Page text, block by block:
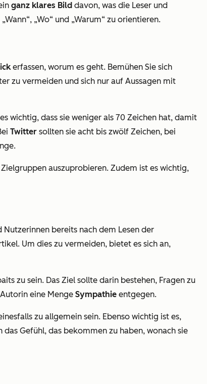
ganz klares Bild davon, was die Leser und
„Wo“ und „Warum“ zu orientieren.
erfassen, worum es geht. Bemühen Sie sich
zu vermeiden und sich nur auf Aussagen mit
wichtig, dass sie weniger als 70 Zeichen hat, damit
Twitter sollten sie acht bis zwölf Zeichen, bei
auszuprobieren. Zudem ist es wichtig,
bereits nach dem Lesen der
Um dies zu vermeiden, bietet es sich an,
zu sein. Das Ziel sollte darin bestehen, Fragen zu
eine Menge Sympathie entgegen.
zu allgemein sein. Ebenso wichtig ist es,
Gefühl, das bekommen zu haben, wonach sie